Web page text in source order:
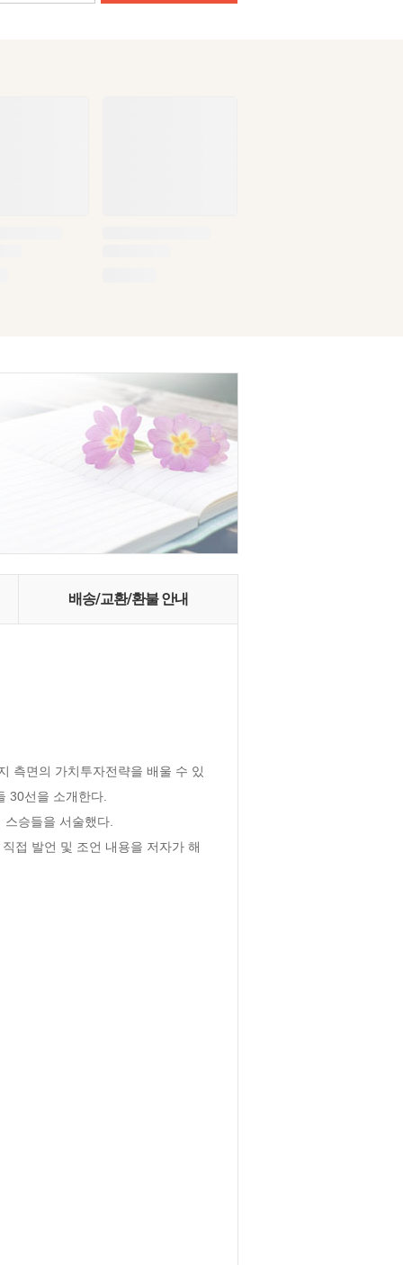
배송/교환/환불 안내
측면의 가치투자전략을 배울 수 있
30선을 소개한다.
승들을 서술했다.
접 발언 및 조언 내용을 저자가 해